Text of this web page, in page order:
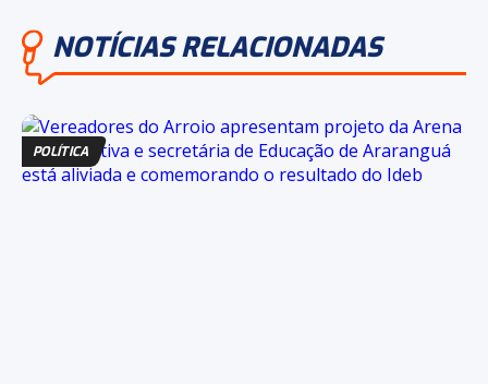
NOTÍCIAS RELACIONADAS
POLÍTICA